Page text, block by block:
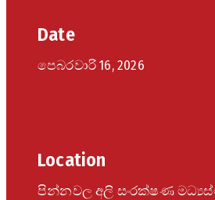
ප්‍රවේශපත් මිලදී ගන්න
Date
පෙබරවාරි 16, 2026
Location
පින්නවල අලි සංරක්ෂණ